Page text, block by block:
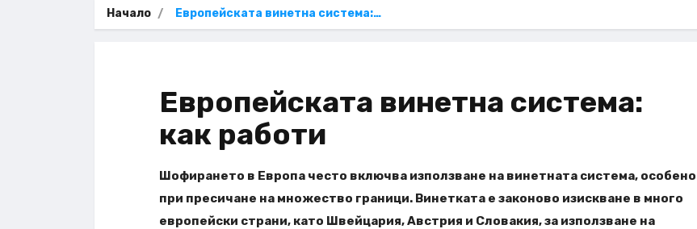
Начало Европейската винетна система:…
Европейската винетна система:
как работи
Шофирането в Европа често включва използване на винетната система, особено
при пресичане на множество граници. Винетката е законово изискване в много
европейски страни, като Швейцария, Австрия и Словакия, за използване на